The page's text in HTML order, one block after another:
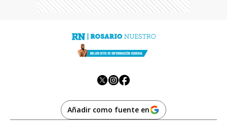
Añadir como fuente en